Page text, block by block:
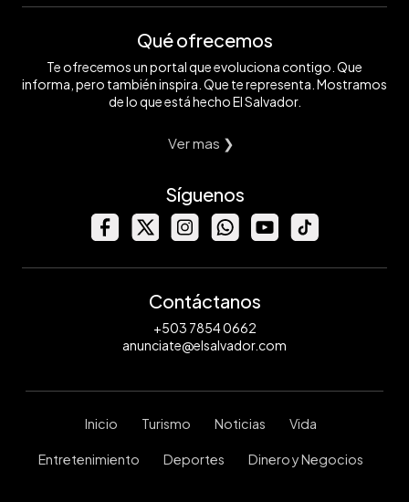
Qué ofrecemos
Te ofrecemos un portal que evoluciona contigo. Que
informa, pero también inspira. Que te representa. Mostramos
de lo que está hecho El Salvador.
Ver mas ❯
Síguenos
Contáctanos
+503 7854 0662
anunciate@elsalvador.com
Inicio Turismo Noticias Vida
Entretenimiento Deportes Dinero y Negocios